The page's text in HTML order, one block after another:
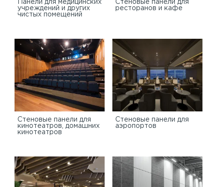
Панели для медицинских
учреждений и других
чистых помещений
Стеновые панели для
ресторанов и кафе
Стеновые панели для
кинотеатров, домашних
кинотеатров
Стеновые панели для
аэропортов